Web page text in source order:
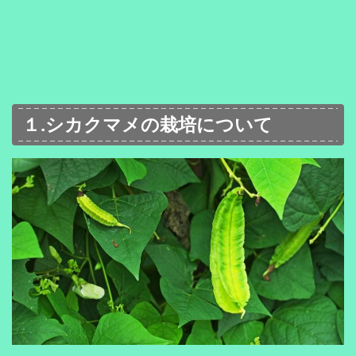
１.シカクマメの栽培について